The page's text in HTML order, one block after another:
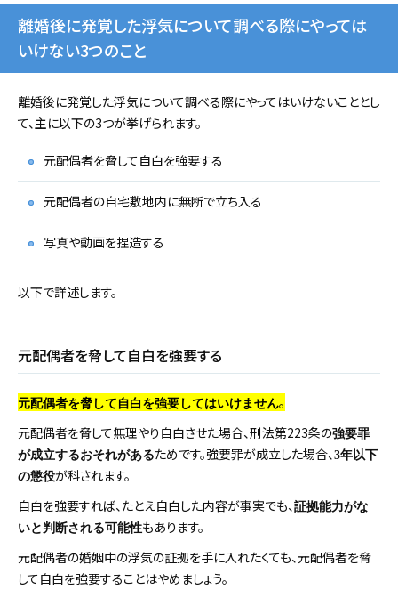
離婚後に発覚した浮気について調べる際にやっては
いけない3つのこと
離婚後に発覚した浮気について調べる際にやってはいけないこととし
て、主に以下の3つが挙げられます。
元配偶者を脅して自白を強要する
元配偶者の自宅敷地内に無断で立ち入る
写真や動画を捏造する
以下で詳述します。
元配偶者を脅して自白を強要する
元配偶者を脅して自白を強要してはいけません。
元配偶者を脅して無理やり自白させた場合、刑法第223条の強要罪
が成立するおそれがあるためです。強要罪が成立した場合、3年以下
の懲役が科されます。
自白を強要すれば、たとえ自白した内容が事実でも、証拠能力がな
いと判断される可能性もあります。
元配偶者の婚姻中の浮気の証拠を手に入れたくても、元配偶者を脅
して自白を強要することはやめましょう。